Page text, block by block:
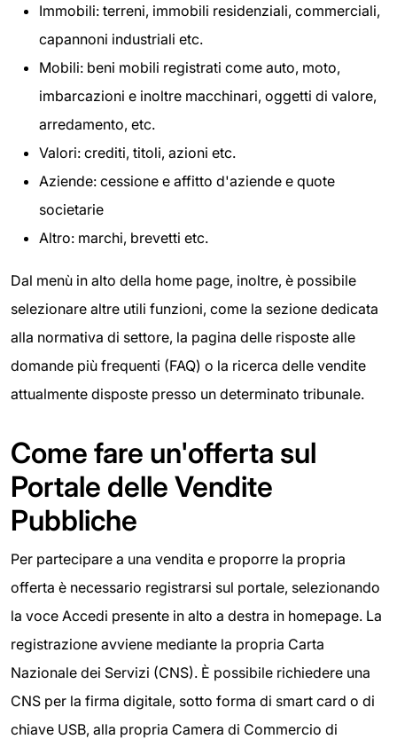
Immobili: terreni, immobili residenziali, commerciali,
capannoni industriali etc.
Mobili: beni mobili registrati come auto, moto,
imbarcazioni e inoltre macchinari, oggetti di valore,
arredamento, etc.
Valori: crediti, titoli, azioni etc.
Aziende: cessione e affitto d'aziende e quote
societarie
Altro: marchi, brevetti etc.
Dal menù in alto della home page, inoltre, è possibile
selezionare altre utili funzioni, come la sezione dedicata
alla normativa di settore, la pagina delle risposte alle
domande più frequenti (FAQ) o la ricerca delle vendite
attualmente disposte presso un determinato tribunale.
Come fare un'offerta sul
Portale delle Vendite
Pubbliche
Per partecipare a una vendita e proporre la propria
offerta è necessario registrarsi sul portale, selezionando
la voce Accedi presente in alto a destra in homepage. La
registrazione avviene mediante la propria Carta
Nazionale dei Servizi (CNS). È possibile richiedere una
CNS per la firma digitale, sotto forma di smart card o di
chiave USB, alla propria Camera di Commercio di